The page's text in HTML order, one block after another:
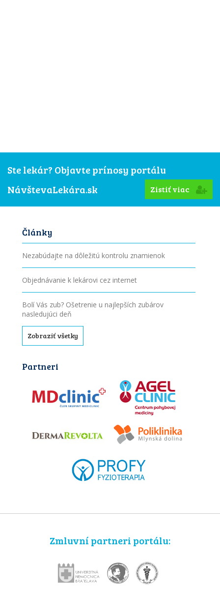
Ste lekár? Objavte prínosy portálu
NávštevaLekára.sk
Zistiť viac
Články
Nezabúdajte na dôležitú kontrolu znamienok
Objednávanie k lekárovi cez internet
Bolí Vás zub? Ošetrenie u najlepších zubárov
nasledujúci deň
Zobraziť všetky
Partneri
Zmluvní partneri portálu: